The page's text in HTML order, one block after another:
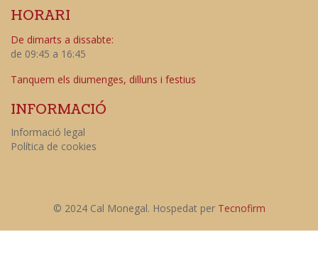
HORARI
De dimarts a dissabte:
de 09:45 a 16:45
Tanquem els diumenges, dilluns i festius
INFORMACIÓ
Informació legal
Política de cookies
© 2024 Cal Monegal. Hospedat per Tecnofirm